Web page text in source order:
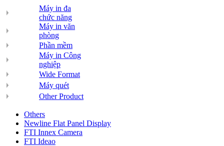
Máy in đa
chức năng
Máy in văn
phòng
Phần mềm
Máy in Công
nghiệp
Wide Format
Máy quét
Other Product
Others
Newline Flat Panel Display
FTI Innex Camera
FTI Ideao